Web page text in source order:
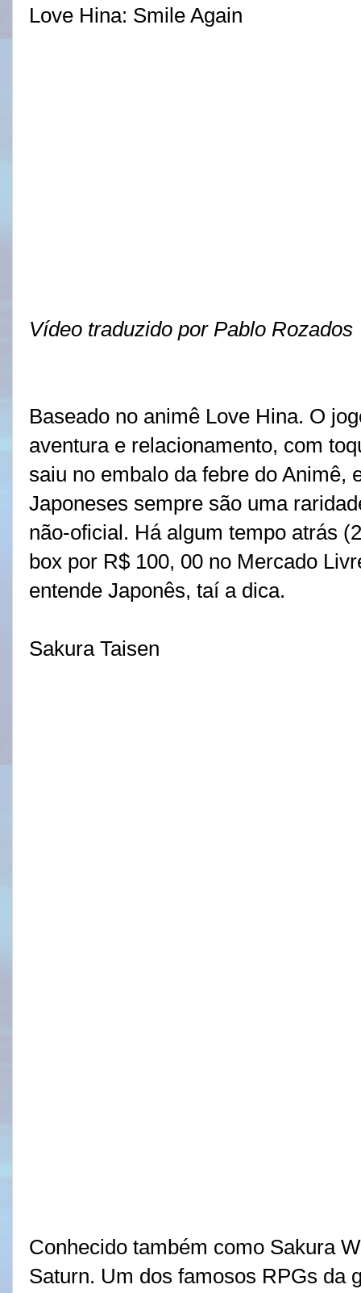
Love Hina: Smile Again
Vídeo traduzido por Pablo Rozados
Baseado no animê Love Hina. O
aventura e relacionamento, com
saiu no embalo da febre do Animê,
Japoneses sempre são uma
não-oficial. Há algum tempo atrás
box por R$ 100, 00 no Mercado
entende Japonês, taí a dica.
Sakura Taisen
Conhecido também como Sakura
Saturn. Um dos famosos RPGs da